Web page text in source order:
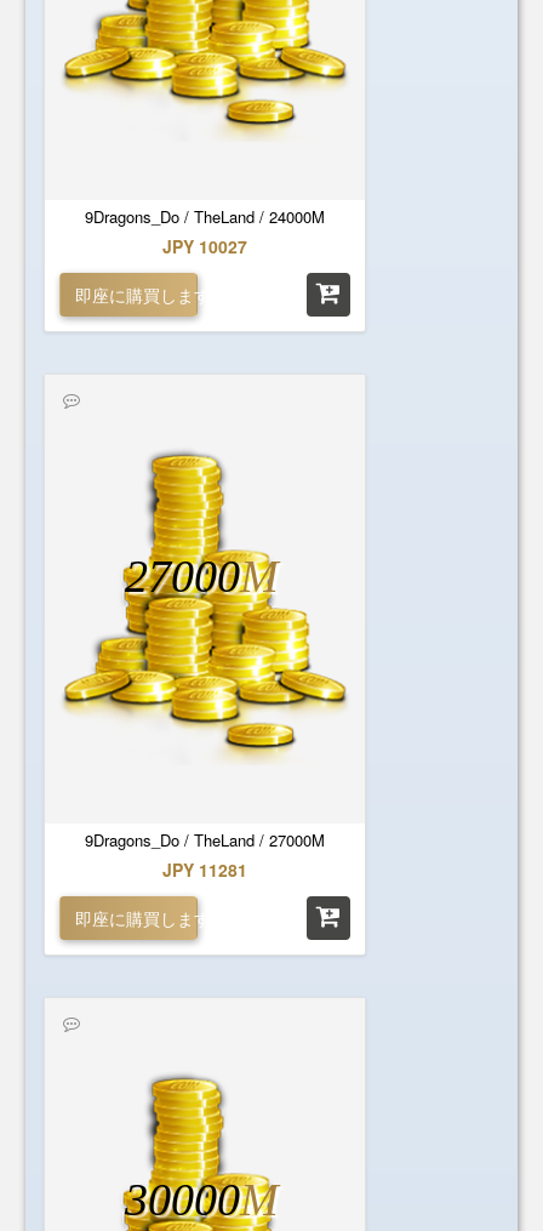
9Dragons_Do / TheLand / 24000M
JPY 10027
即座に購買します
9Dragons_Do / TheLand / 27000M
27000M
JPY 11281
即座に購買します
30000M